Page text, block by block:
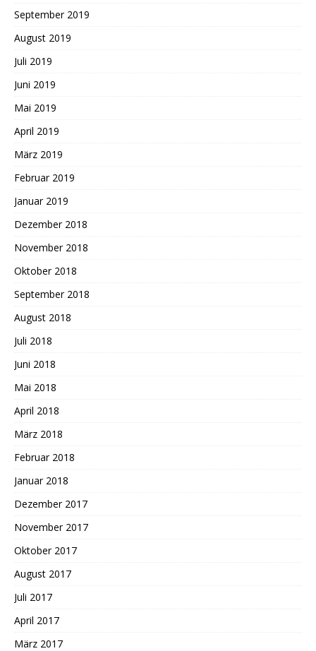
September 2019
August 2019
Juli 2019
Juni 2019
Mai 2019
April 2019
März 2019
Februar 2019
Januar 2019
Dezember 2018
November 2018
Oktober 2018
September 2018
August 2018
Juli 2018
Juni 2018
Mai 2018
April 2018
März 2018
Februar 2018
Januar 2018
Dezember 2017
November 2017
Oktober 2017
August 2017
Juli 2017
April 2017
März 2017